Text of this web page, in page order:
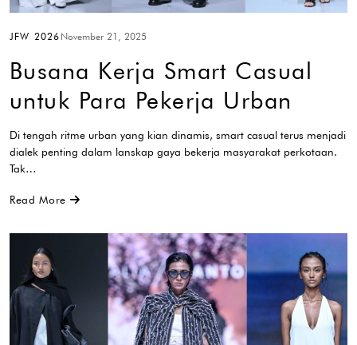
JFW 2026 November 21, 2025
Busana Kerja Smart Casual
untuk Para Pekerja Urban
Di tengah ritme urban yang kian dinamis, smart casual terus menjadi
dialek penting dalam lanskap gaya bekerja masyarakat perkotaan.
Tak…
Read More